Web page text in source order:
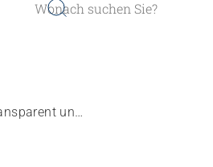
Mit clarita wird Pflege effizient, transparent und digital. So bleibt mehr Zeit für Ihre Be­wohnenden!